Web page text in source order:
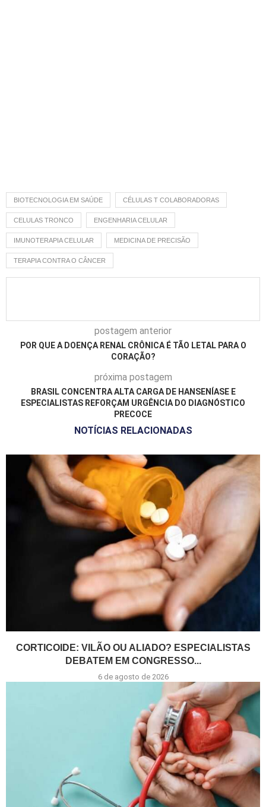
BIOTECNOLOGIA EM SAÚDE CÉLULAS T COLABORADORAS
CELULAS TRONCO ENGENHARIA CELULAR
IMUNOTERAPIA CELULAR MEDICINA DE PRECISÃO
TERAPIA CONTRA O CÂNCER
postagem anterior
POR QUE A DOENÇA RENAL CRÔNICA É TÃO LETAL PARA O
CORAÇÃO?
próxima postagem
BRASIL CONCENTRA ALTA CARGA DE HANSENÍASE E
ESPECIALISTAS REFORÇAM URGÊNCIA DO DIAGNÓSTICO
PRECOCE
NOTÍCIAS RELACIONADAS
CORTICOIDE: VILÃO OU ALIADO? ESPECIALISTAS
DEBATEM EM CONGRESSO...
6 de agosto de 2026